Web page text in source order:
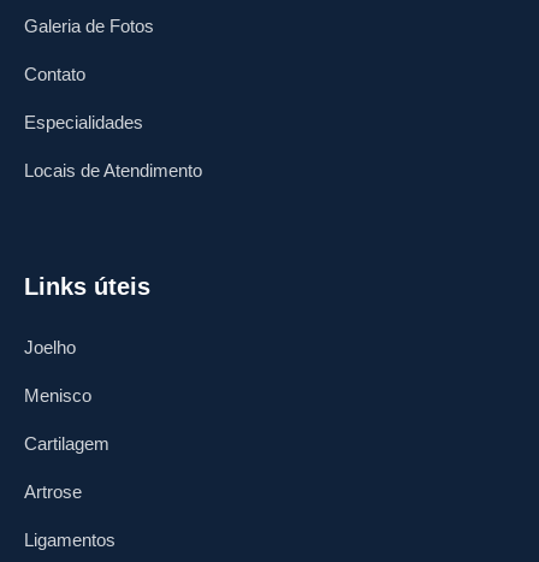
Galeria de Fotos
Contato
Especialidades
Locais de Atendimento
Links úteis
Joelho
Menisco
Cartilagem
Artrose
Ligamentos